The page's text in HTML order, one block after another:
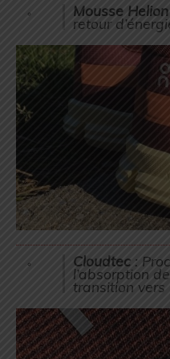
Mousse Helion
retour
Cloudtec :
l’absorption
transition vers